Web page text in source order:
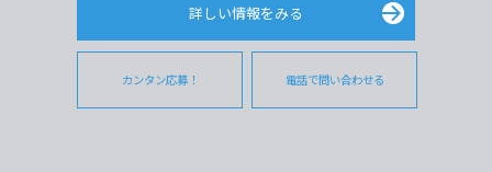
詳しい情報をみる
カンタン応募！ 電話で問い合わせる